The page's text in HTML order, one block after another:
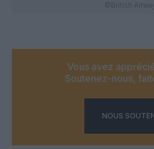
©British
Vous avez
Soutenez-nous,
NOUS